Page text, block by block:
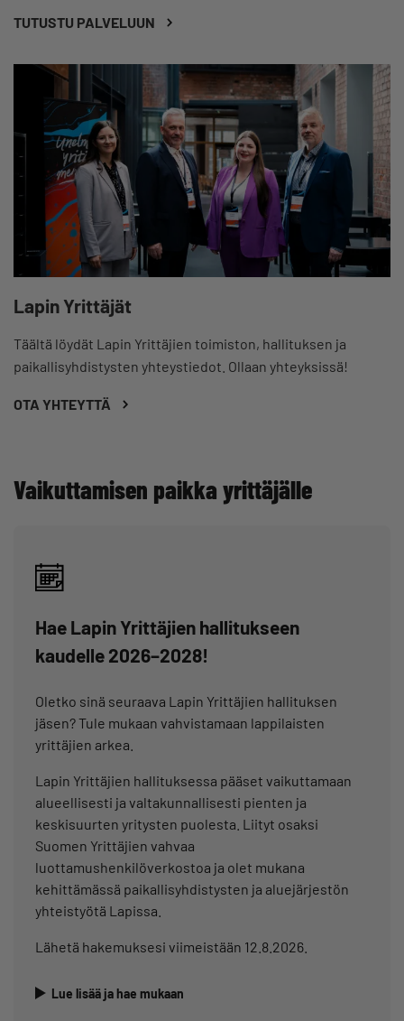
TUTUSTU PALVELUUN
Lapin Yrittäjät
Täältä löydät Lapin Yrittäjien toimiston, hallituksen ja
paikallisyhdistysten yhteystiedot. Ollaan yhteyksissä!
OTA YHTEYTTÄ
Vaikuttamisen paikka yrittäjälle
Hae Lapin Yrittäjien hallitukseen
kaudelle 2026–2028!
Oletko sinä seuraava Lapin Yrittäjien hallituksen
jäsen? Tule mukaan vahvistamaan lappilaisten
yrittäjien arkea.
Lapin Yrittäjien hallituksessa pääset vaikuttamaan
alueellisesti ja valtakunnallisesti pienten ja
keskisuurten yritysten puolesta. Liityt osaksi
Suomen Yrittäjien vahvaa
luottamushenkilöverkostoa ja olet mukana
kehittämässä paikallisyhdistysten ja aluejärjestön
yhteistyötä Lapissa.
Lähetä hakemuksesi viimeistään 12.8.2026.
Lue lisää ja hae mukaan